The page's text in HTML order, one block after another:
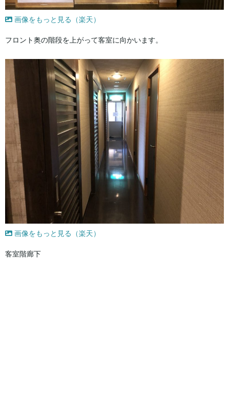
画像をもっと見る（楽天）
フロント奥の階段を上がって客室に向かいます。
画像をもっと見る（楽天）
客室階廊下